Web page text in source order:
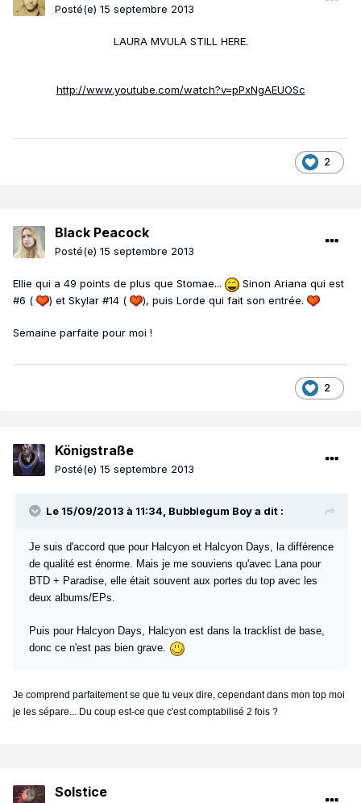
Posté(e) 15 septembre 2013
LAURA MVULA STILL HERE.
http://www.youtube.com/watch?v=pPxNgAEUOSc
2
Black Peacock
Posté(e) 15 septembre 2013
Ellie qui a 49 points de plus que Stomae...
Sinon Ariana qui est
#6 (
) et Skylar #14 ( ), puis Lorde qui fait son entrée.
Semaine parfaite pour moi !
2
Königstraße
Posté(e) 15 septembre 2013
Le 15/09/2013 à 11:34, Bubblegum Boy a dit :
Je suis d'accord que pour Halcyon et Halcyon Days, la différence
de qualité est énorme. Mais je me souviens qu'avec Lana pour
BTD + Paradise, elle était souvent aux portes du top avec les
deux albums/EPs.
Puis pour Halcyon Days, Halcyon est dans la tracklist de base,
donc ce n'est pas bien grave.
Je comprend parfaitement se que tu veux dire, cependant dans mon top moi
je les sépare... Du coup est-ce que c'est comptabilisé 2 fois ?
Solstice